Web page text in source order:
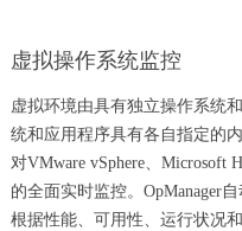
虚拟操作系统监控
虚拟环境由具有独立操作系统
统和应用程序具有各自指定的
对VMware vSphere、Microsoft
的全面实时监控。OpManager
根据性能、可用性、运行状况